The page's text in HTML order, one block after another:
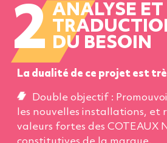
La dualité de ce projet est
Double objectif :
les nouvelles installations, et
valeurs fortes des COTEAUX
2 ANALYSE ET
DU BESOIN